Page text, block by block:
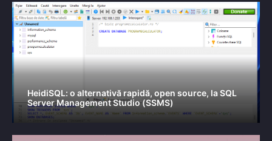
HeidiSQL: o alternativă rapidă, open source, la SQL
Server Management Studio (SSMS)